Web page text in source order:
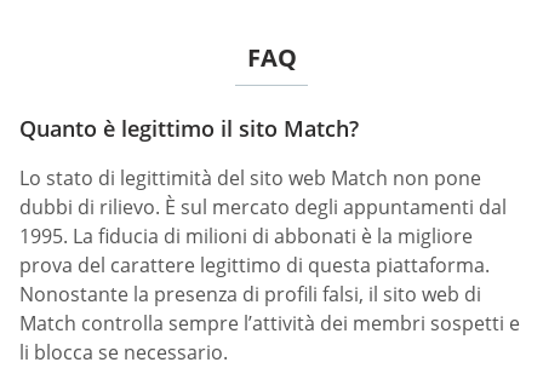
FAQ
Quanto è legittimo il sito Match?
Lo stato di legittimità del sito web Match non pone
dubbi di rilievo. È sul mercato degli appuntamenti dal
1995. La fiducia di milioni di abbonati è la migliore
prova del carattere legittimo di questa piattaforma.
Nonostante la presenza di profili falsi, il sito web di
Match controlla sempre l’attività dei membri sospetti e
li blocca se necessario.